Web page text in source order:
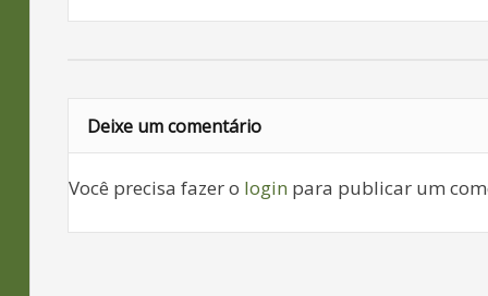
Deixe um comentário
Você precisa fazer o login para publicar um